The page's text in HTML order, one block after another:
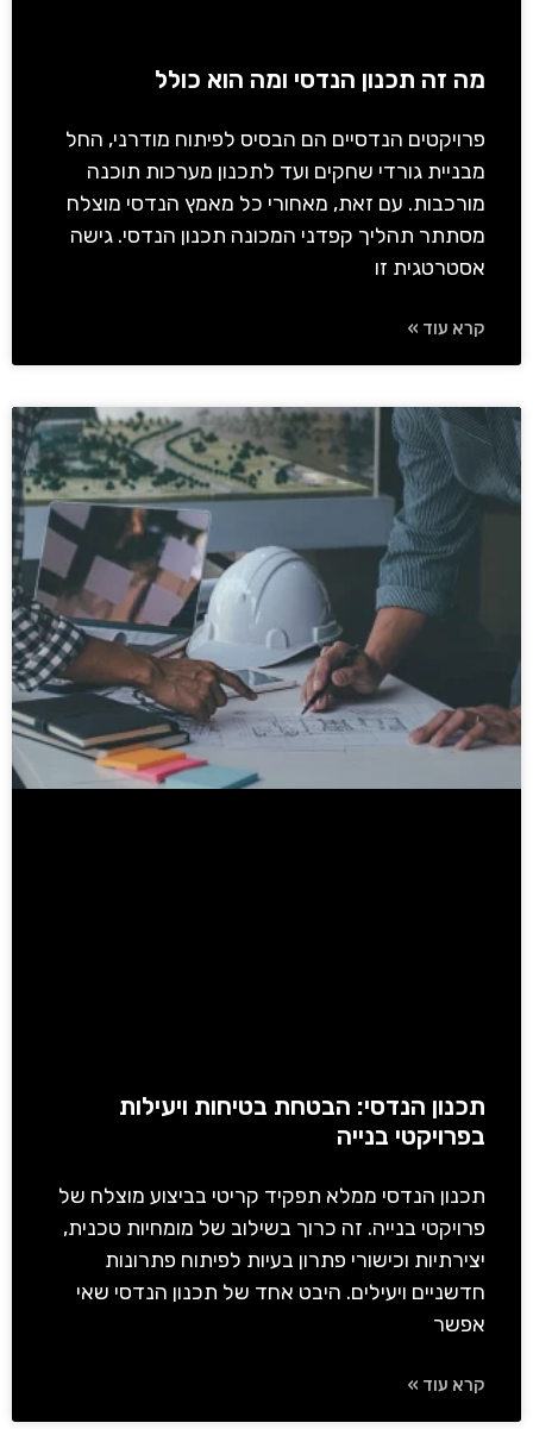
מה זה תכנון הנדסי ומה הוא כולל
פרויקטים הנדסיים הם הבסיס לפיתוח מודרני, החל
מבניית גורדי שחקים ועד לתכנון מערכות תוכנה
מורכבות. עם זאת, מאחורי כל מאמץ הנדסי מוצלח
מסתתר תהליך קפדני המכונה תכנון הנדסי. גישה
אסטרטגית זו
קרא עוד »
תכנון הנדסי: הבטחת בטיחות ויעילות
בפרויקטי בנייה
תכנון הנדסי ממלא תפקיד קריטי בביצוע מוצלח של
פרויקטי בנייה. זה כרוך בשילוב של מומחיות טכנית,
יצירתיות וכישורי פתרון בעיות לפיתוח פתרונות
חדשניים ויעילים. היבט אחד של תכנון הנדסי שאי
אפשר
קרא עוד »